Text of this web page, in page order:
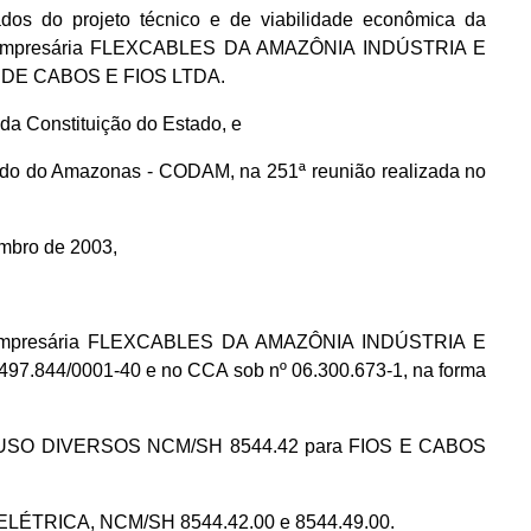
do projeto técnico e de viabilidade econômica da
FLEXCABLES DA AMAZÔNIA INDÚSTRIA E
CABOS E FIOS LTDA.
Constituição do Estado, e
do Amazonas - CODAM, na 251ª reunião realizada no
de 2003,
FLEXCABLES DA AMAZÔNIA INDÚSTRIA E
0001-40 e no CCA sob nº 06.300.673-1, na forma
DIVERSOS NCM/SH 8544.42 para FIOS E CABOS
NCM/SH 8544.42.00 e 8544.49.00.